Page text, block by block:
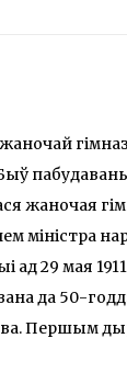
пабудаваны
жаночая
міністра
ад 29 мая
да 50-
Першым